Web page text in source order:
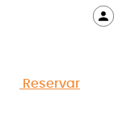
Reservar